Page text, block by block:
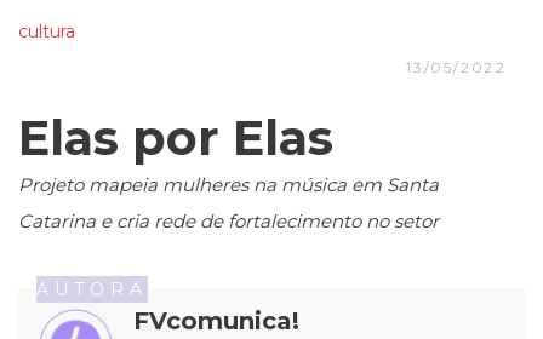
cultura
13/05/2022
Elas por Elas
Projeto mapeia mulheres na música em Santa
Catarina e cria rede de fortalecimento no setor
AUTORA
FVcomunica!